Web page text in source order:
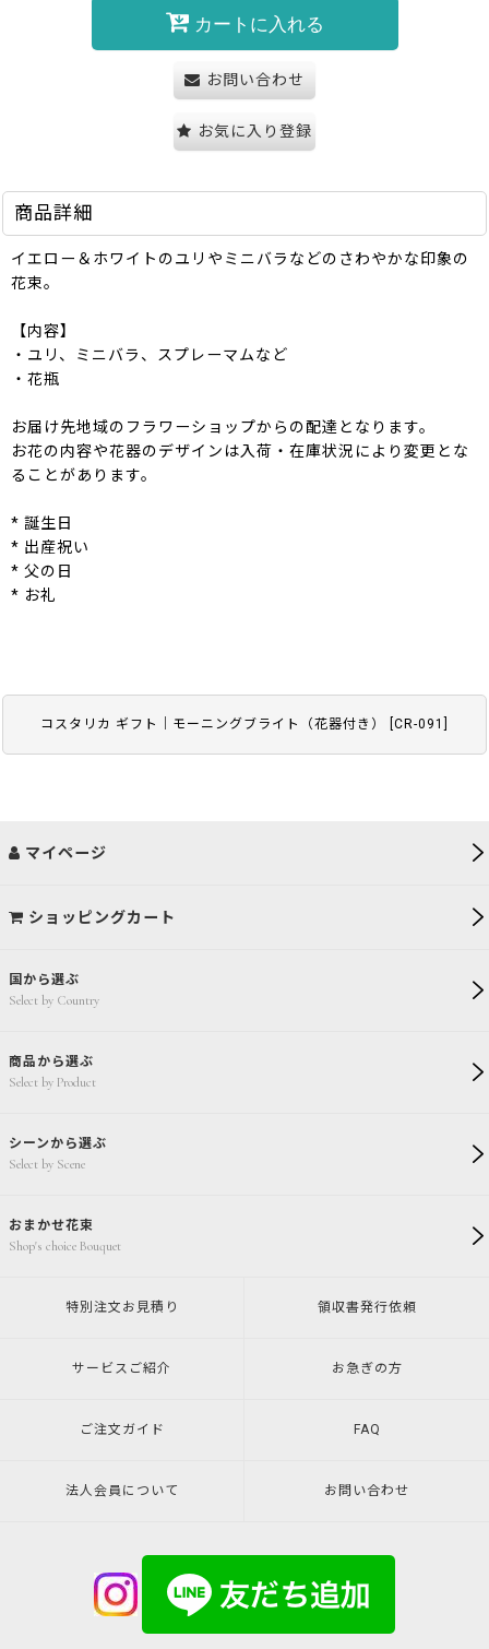
コスタリカ ギフト｜モーニングブライト（花器付き） CR-091
カートに入れる
お問い合わせ
お気に入り登録
商品詳細
イエロー＆ホワイトのユリやミニバラなどのさわやかな印象の
花束。
【内容】
・ユリ、ミニバラ、スプレーマムなど
・花瓶
お届け先地域のフラワーショップからの配達となります。
お花の内容や花器のデザインは入荷・在庫状況により変更とな
ることがあります。
* 誕生日
* 出産祝い
* 父の日
* お礼
国から選ぶ
Select by Country
商品から選ぶ
Select by Product
シーンから選ぶ
Select by Scene
おまかせ花束
Shop's choice Bouquet
マイページ
ショッピングカート
特別注文 お見積り 領収書発行依頼
サービスご紹介 お急ぎの方
ご注文ガイド FAQ
法人会員について お問い合わせ